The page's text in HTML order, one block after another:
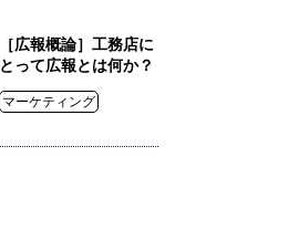
［広報概論］工務店に
とって広報とは何か？
マーケティング